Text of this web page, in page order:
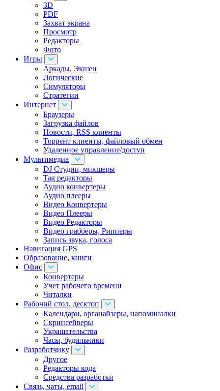
3D
PDF
Захват экрана
Просмотр
Редакторы
Фото
Игры
Аркады, Экшен
Логические
Симуляторы
Стратегии
Интернет
Браузеры
Загрузка файлов
Новости, RSS клиенты
Торрент клиенты, файловый обмен
Удаленное управление/доступ
Мультимедиа
DJ Студии, микшеры
Tag редакторы
Аудио конвертеры
Аудио плееры
Видео Конвертеры
Видео Плееры
Видео Редакторы
Видео грабберы, Рипперы
Запись звука, голоса
Навигация GPS
Образование, книги
Офис
Конвертеры
Учет рабочего времени
Читалки
Рабочий стол, десктоп
Календари, органайзеры, напоминалки
Скринсейверы
Украшательства
Часы, будильники
Разработчику
Другое
Редакторы кода
Средства разработки
Связь, чаты, email